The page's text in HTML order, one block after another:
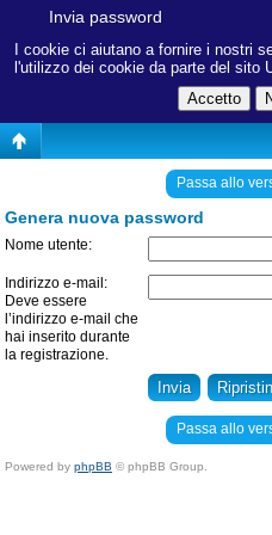
I cookie ci aiutano a fornire i nostri
l'utilizzo dei cookie da parte del sito
Invia password
Passa allo
Genera nuova password
Nome utente:
Indirizzo e-mail:
Deve essere
l’indirizzo e-mail che
hai inserito durante
la registrazione.
Passa allo
Powered by phpBB © phpBB Group.